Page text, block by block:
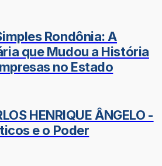
Rondônia: A
que Mudou a História
no Estado
HENRIQUE ÂNGELO -
e o Poder